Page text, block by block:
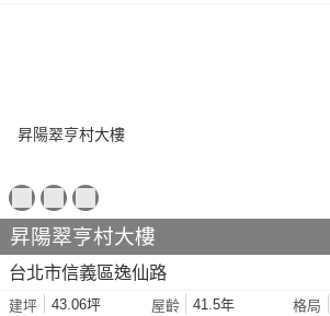
昇陽翠亨村大樓
台北市信義區逸仙路
建坪 43.06坪 屋齡 41.5年 格局